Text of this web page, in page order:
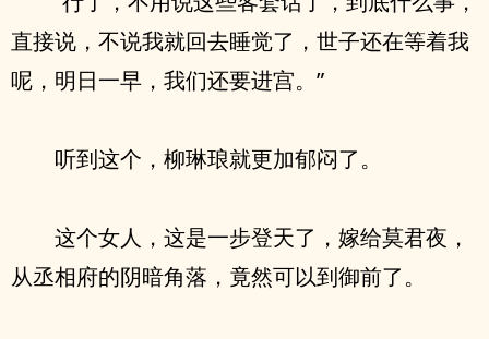
直接说，不说我就回去睡觉了，世子还在等着我
呢，明日一早，我们还要进宫。”
听到这个，柳琳琅就更加郁闷了。
这个女人，这是一步登天了，嫁给莫君夜，
从丞相府的阴暗角落，竟然可以到御前了。